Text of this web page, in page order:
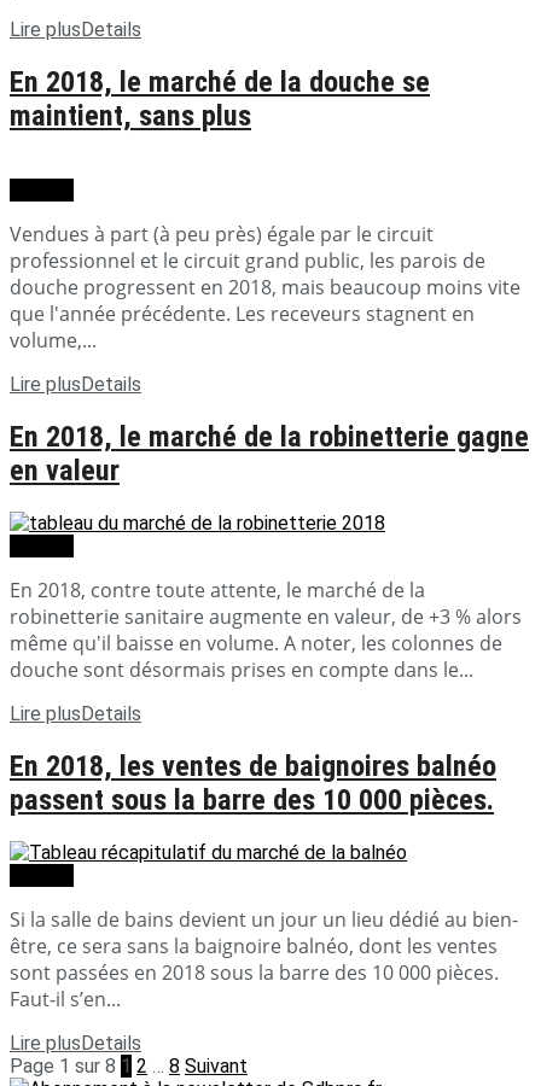
Lire plusDetails
En 2018, le marché de la douche se
maintient, sans plus
Vendues à part (à peu près) égale par le circuit
professionnel et le circuit grand public, les parois de
douche progressent en 2018, mais beaucoup moins vite
que l'année précédente. Les receveurs stagnent en
volume,...
Lire plus Details
En 2018, le marché de la robinetterie gagne
en valeur
En 2018, contre toute attente, le marché de la
robinetterie sanitaire augmente en valeur, de +3 % alors
même qu'il baisse en volume. A noter, les colonnes de
douche sont désormais prises en compte dans le...
Lire plus Details
En 2018, les ventes de baignoires balnéo
passent sous la barre des 10 000 pièces.
Si la salle de bains devient un jour un lieu dédié au bien-
être, ce sera sans la baignoire balnéo, dont les ventes
sont passées en 2018 sous la barre des 10 000 pièces.
Faut-il s’en...
Lire plusDetails
Page 1 sur 8 1 2 … 8 Suivant